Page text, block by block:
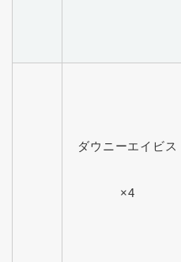
ダウニーエイビス
×4